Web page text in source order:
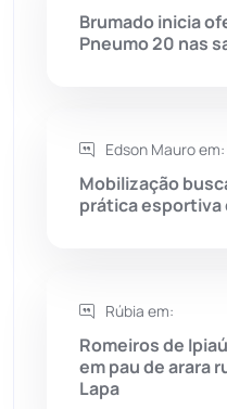
Rio do Antônio
Saúde
Seabra
Sítio do Mato
Sudoeste Baiano
Brumado inicia
Pneumo 20 nas
Edson Mauro em:
Mobilização
prática esportiva
Rúbia em:
Romeiros de
em pau de arara
Lapa